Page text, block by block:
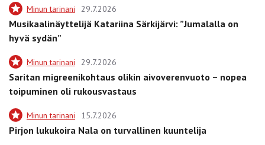
Minun tarinani 29.7.2026
Musikaalinäyttelijä Katariina Särkijärvi: ”Jumalalla on
hyvä sydän”
Minun tarinani 29.7.2026
Saritan migreenikohtaus olikin aivoverenvuoto – nopea
toipuminen oli rukousvastaus
Minun tarinani 15.7.2026
Pirjon lukukoira Nala on turvallinen kuuntelija